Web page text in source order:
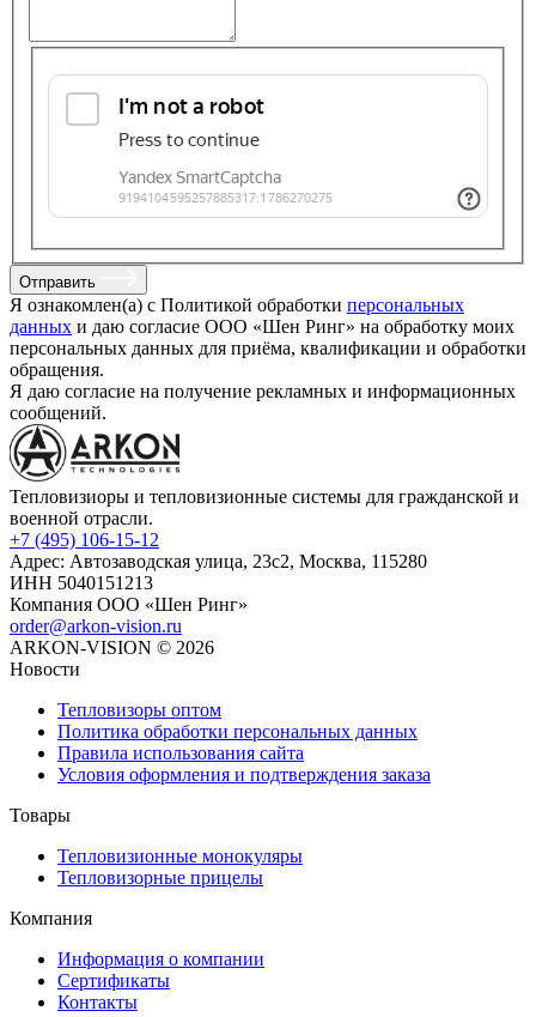
Отправить
Я ознакомлен(а) с Политикой обработки персональных
данных и даю согласие ООО «Шен Ринг» на обработку моих
персональных данных для приёма, квалификации и обработки
обращения.
Я даю согласие на получение рекламных и информационных
сообщений.
Тепловизиоры и тепловизионные системы для гражданской и
военной отрасли.
+7 (495) 106-15-12
Адрес: Автозаводская улица, 23с2, Москва, 115280
ИНН 5040151213
Компания ООО «Шен Ринг»
order@arkon-vision.ru
ARKON-VISION © 2026
Новости
Тепловизоры оптом
Политика обработки персональных данных
Правила использования сайта
Условия оформления и подтверждения заказа
Товары
Тепловизионные монокуляры
Тепловизорные прицелы
Компания
Информация о компании
Сертификаты
Контакты